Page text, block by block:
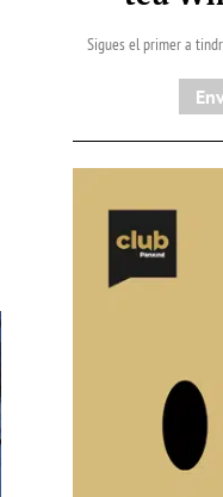
Sigues el primer a